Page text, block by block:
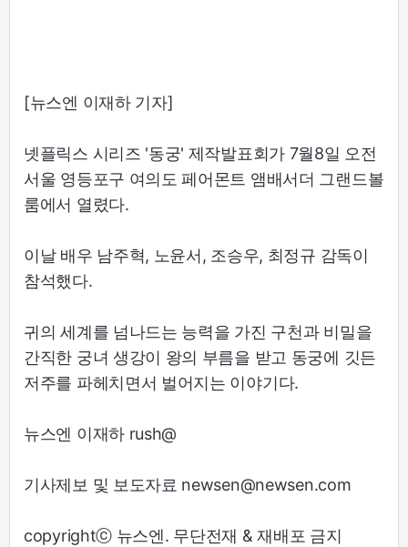
[뉴스엔 이재하 기자]
넷플릭스 시리즈 '동궁' 제작발표회가 7월8일 오전
서울 영등포구 여의도 페어몬트 앰배서더 그랜드볼
룸에서 열렸다.
이날 배우 남주혁, 노윤서, 조승우, 최정규 감독이
참석했다.
귀의 세계를 넘나드는 능력을 가진 구천과 비밀을
간직한 궁녀 생강이 왕의 부름을 받고 동궁에 깃든
저주를 파헤치면서 벌어지는 이야기다.
뉴스엔 이재하 rush@
기사제보 및 보도자료 newsen@newsen.com
copyrightⓒ 뉴스엔. 무단전재 & 재배포 금지